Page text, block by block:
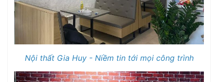
Nội thất Gia Huy - Niềm tin tới mọi công trình